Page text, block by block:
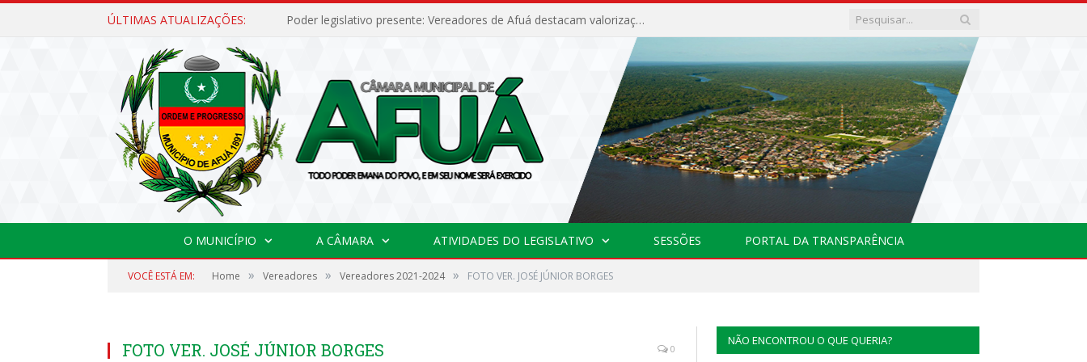
ÚLTIMAS ATUALIZAÇÕES: Poder legislativo presente: Vereadores de Afuá destacam valorização cultural e desenvolvimento no 42º Festival do Camarão
O MUNICÍPIO A CÂMARA ATIVIDADES DO LEGISLATIVO SESSÕES PORTAL DA TRANSPARÊNCIA
VOCÊ ESTÁ EM: Home » Vereadores » Vereadores 2021-2024 » FOTO VER. JOSÉ JÚNIOR BORGES
FOTO VER. JOSÉ JÚNIOR BORGES 0
NÃO ENCONTROU O QUE QUERIA?